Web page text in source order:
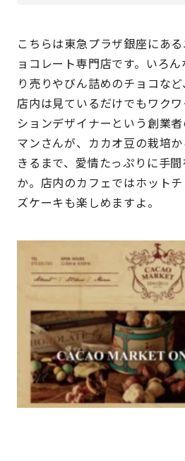
こちらは東急プラザ銀座にあ
ョコレート専門店です。いろ
り売りやびん詰めのチョコな
店内は見ているだけでもワク
ションデザイナーという創業
マンさんが、カカオ豆の栽培
きるまで、愛情たっぷりに手
か。店内のカフェではホット
ズケーキも楽しめますよ。